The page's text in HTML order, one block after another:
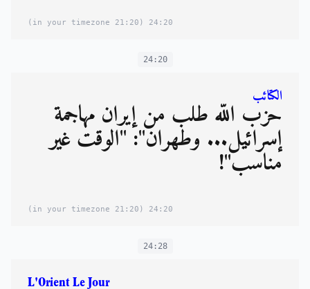
24:20
(21:20 in your timezone)
24:20
الكتائب
حزب الله طلب من إيران مهاجمة
إسرائيل... وطهران": "الوقت غير
مناسب"!
24:20
(21:20 in your timezone)
24:28
L'Orient Le Jour